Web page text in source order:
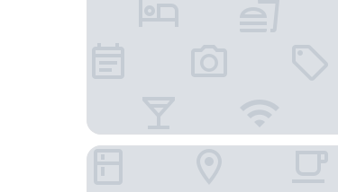
Hotel Gudhjem